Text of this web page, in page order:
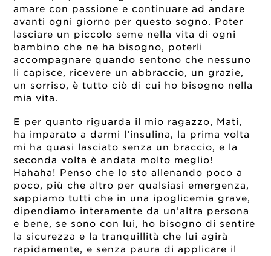
amare con passione e continuare ad andare
avanti ogni giorno per questo sogno. Poter
lasciare un piccolo seme nella vita di ogni
bambino che ne ha bisogno, poterli
accompagnare quando sentono che nessuno
li capisce, ricevere un abbraccio, un grazie,
un sorriso, è tutto ciò di cui ho bisogno nella
mia vita.
E per quanto riguarda il mio ragazzo, Mati,
ha imparato a darmi l’insulina, la prima volta
mi ha quasi lasciato senza un braccio, e la
seconda volta è andata molto meglio!
Hahaha! Penso che lo sto allenando poco a
poco, più che altro per qualsiasi emergenza,
sappiamo tutti che in una ipoglicemia grave,
dipendiamo interamente da un’altra persona
e bene, se sono con lui, ho bisogno di sentire
la sicurezza e la tranquillità che lui agirà
rapidamente, e senza paura di applicare il